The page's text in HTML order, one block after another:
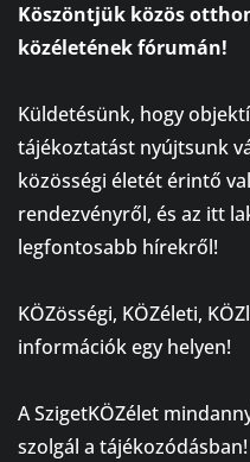
Köszöntjük közös
közéletének fórumán!
Küldetésünk, hogy
tájékoztatást nyújtsunk
közösségi életét érintő
rendezvényről, és az itt
legfontosabb hírekről!
KÖZösségi, KÖZéleti,
információk egy helyen!
A SzigetKÖZélet
szolgál a tájékozódásban!